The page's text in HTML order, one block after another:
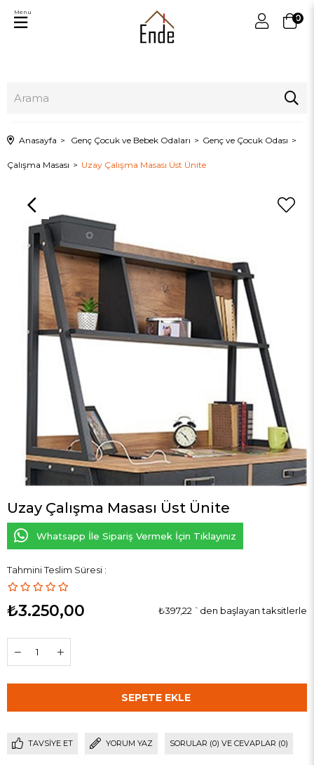
0
Menu
Anasayfa Genç Çocuk ve Bebek Odaları Genç ve Çocuk Odası
Çalışma Masası Uzay Çalışma Masası Üst Ünite
Uzay Çalışma Masası Üst Ünite
Whatsapp İle Sipariş Vermek İçin Tıklayınız
Tahmini Teslim Süresi :
₺3.250,00 ₺397,22 `den başlayan taksitlerle
TAVSIYE ET YORUM YAZ SORULAR (0) VE CEVAPLAR (0)